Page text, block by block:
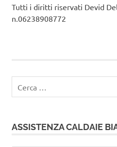
Tutti i diritti riservati Devid
n.06238908772
per:
ASSISTENZA CALDAIE